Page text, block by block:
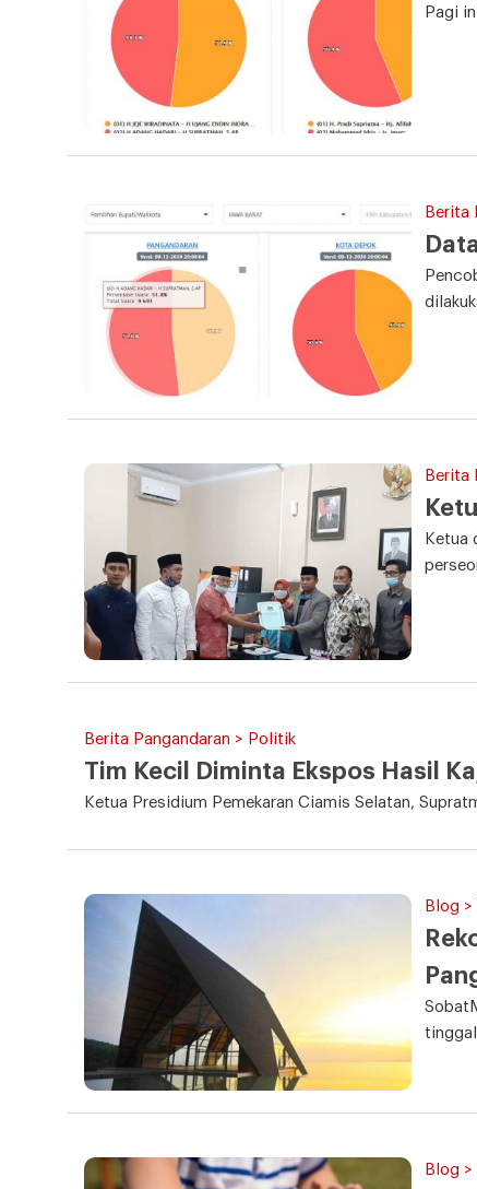
Pagi
Berita
Berita
Ketua
Berita Pangandaran > Politik
Tim Kecil Diminta Ekspos Hasil
Ketua Presidium Pemekaran Ciamis Selatan,
Blog
Blog >